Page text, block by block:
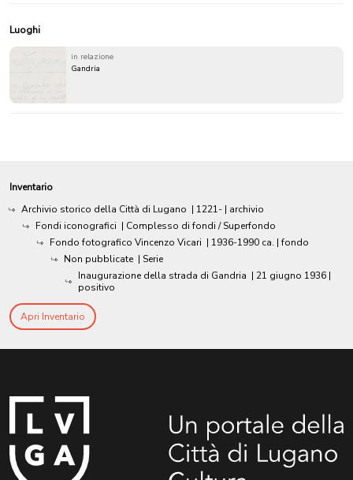
Luoghi
in relazione
Gandria
Inventario
Archivio storico della Città di Lugano | 1221- | archivio
Fondi iconografici | Complesso di fondi / Superfondo
Fondo fotografico Vincenzo Vicari | 1936-1990 ca. | fondo
Non pubblicate | Serie
Inaugurazione della strada di Gandria | 21 giugno 1936 |
positivo
Apri Inventario